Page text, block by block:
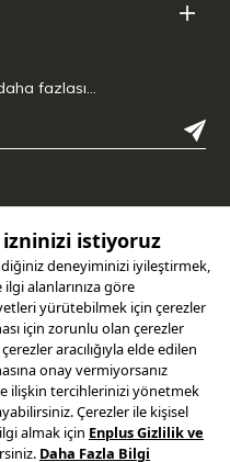
fazlası…
hakları saklıdır.